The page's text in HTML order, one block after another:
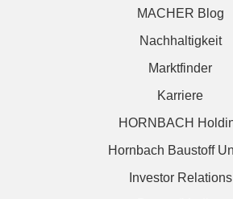
MACHER Blog
Nachhaltigkeit
Marktfinder
Karriere
HORNBACH
Hornbach Baustoff
Investor Relations